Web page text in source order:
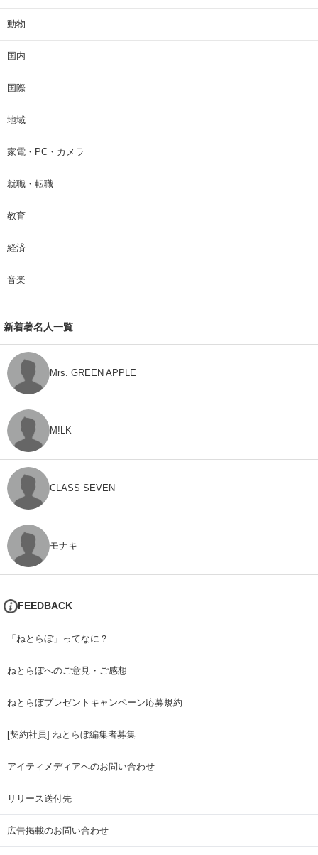
動物
国内
国際
地域
家電・PC・カメラ
就職・転職
教育
経済
音楽
新着著名人一覧
Mrs. GREEN APPLE
M!LK
CLASS SEVEN
モナキ
FEEDBACK
「ねとらぼ」ってなに？
ねとらぼへのご意見・ご感想
ねとらぼプレゼントキャンペーン応募規約
[契約社員] ねとらぼ編集者募集
アイティメディアへのお問い合わせ
リリース送付先
広告掲載のお問い合わせ